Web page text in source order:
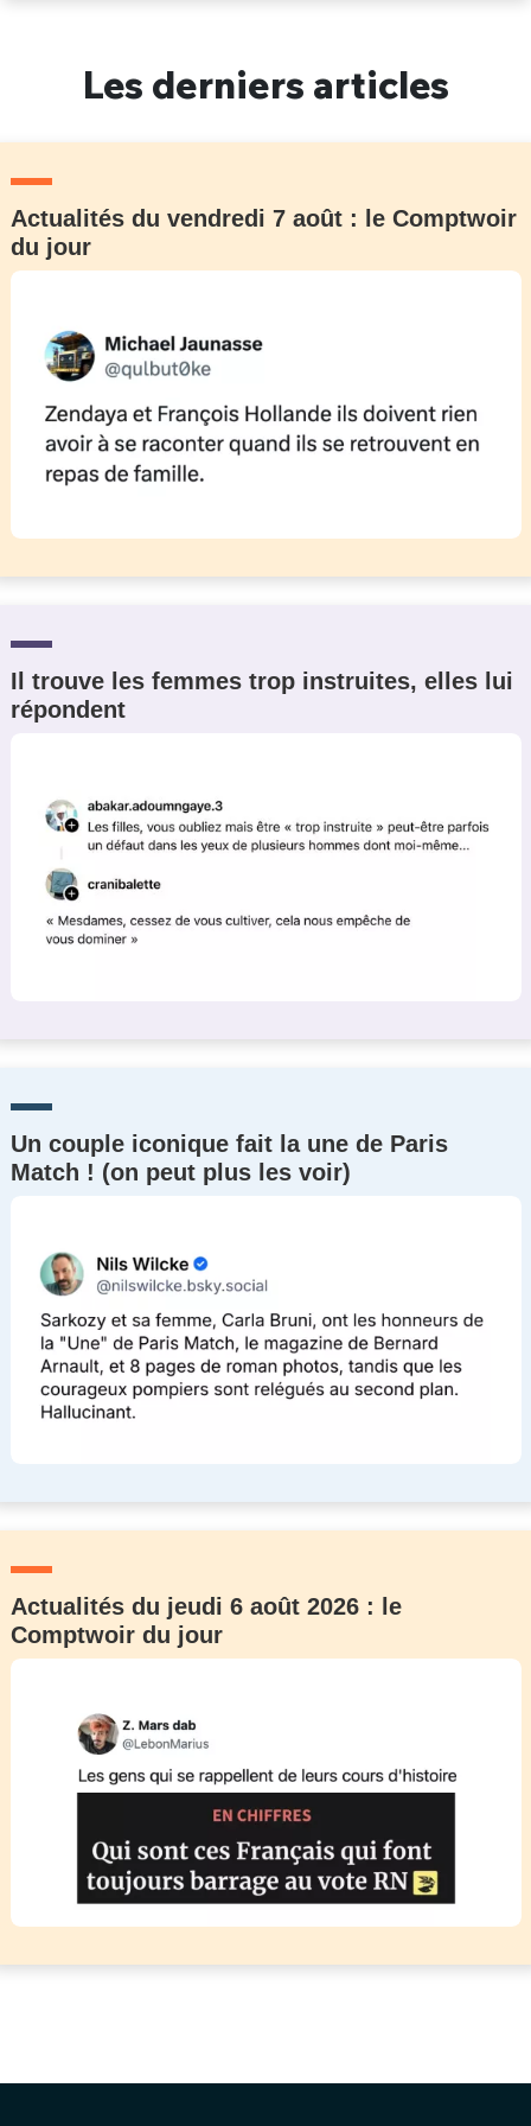
Les derniers articles
Actualités du vendredi 7 août : le Comptwoir
du jour
Il trouve les femmes trop instruites, elles lui
répondent
Un couple iconique fait la une de Paris
Match ! (on peut plus les voir)
Actualités du jeudi 6 août 2026 : le
Comptwoir du jour